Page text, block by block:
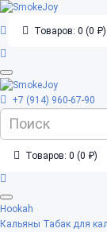
Товаров: 0 (0 ₽)
+7 (914) 960-67-90
Товаров: 0 (0 ₽)
Hookah
Кальяны Табак для